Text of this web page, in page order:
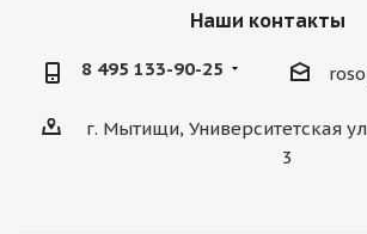
Наши контакты
8 495 133-90-25
г. Мытищи, Университетская
3